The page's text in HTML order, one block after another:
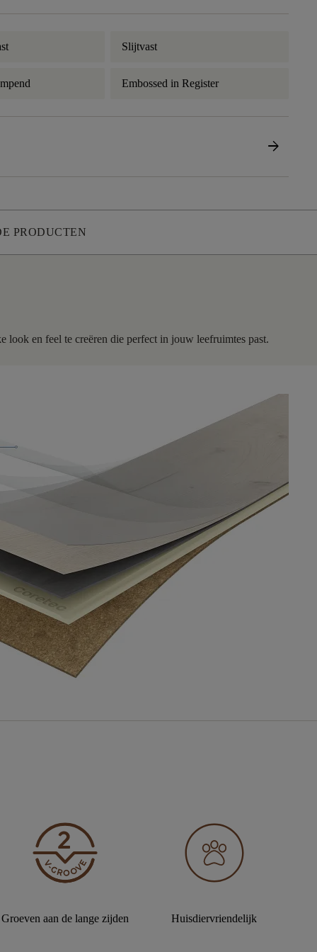
Slijtvast
Embossed in Register
arrow_forward
PRODUCTEN
look en feel te creëren die perfect in jouw leefruimtes past.
Groeven aan de lange zijden Huisdiervriendelijk